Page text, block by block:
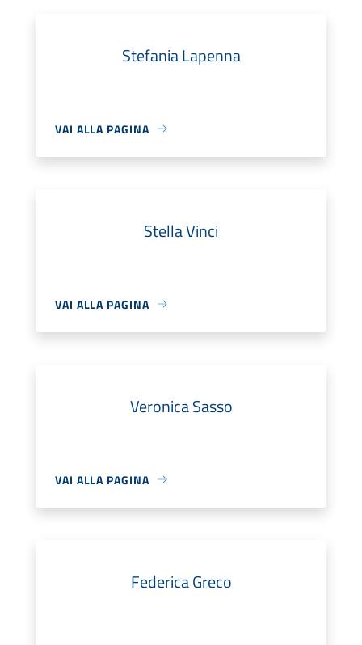
Stefania Lapenna
VAI ALLA PAGINA
Stella Vinci
VAI ALLA PAGINA
Veronica Sasso
VAI ALLA PAGINA
Federica Greco